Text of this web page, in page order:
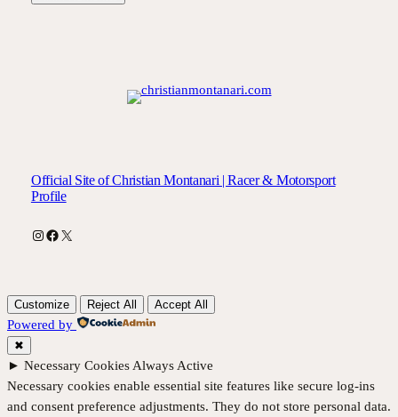
Official Site of Christian Montanari | Racer & Motorsport
Profile
Instagram
Facebook
X
Customize Reject All Accept All
Powered by
✖
► Necessary Cookies Always Active
Necessary cookies enable essential site features like secure log-ins
and consent preference adjustments. They do not store personal data.